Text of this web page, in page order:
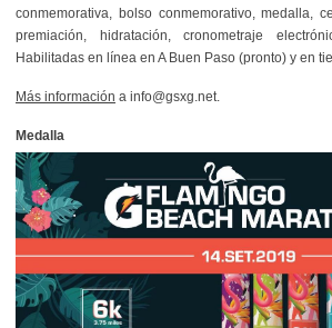
conmemorativa, bolso conmemorativo, medalla,
premiación, hidratación, cronometraje
Habilitadas en línea en A Buen Paso (pronto) y en
Más información a info@gsxg.net.
Medalla